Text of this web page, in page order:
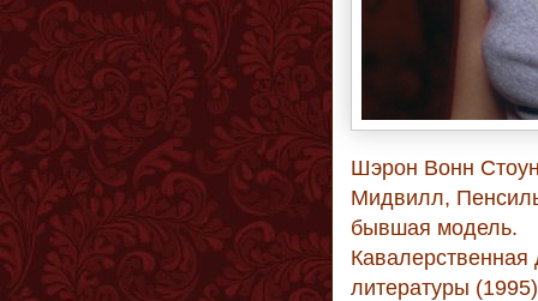
Шэрон Вонн
Мидвилл,
бывшая модель.
Кавалерственная
литературы